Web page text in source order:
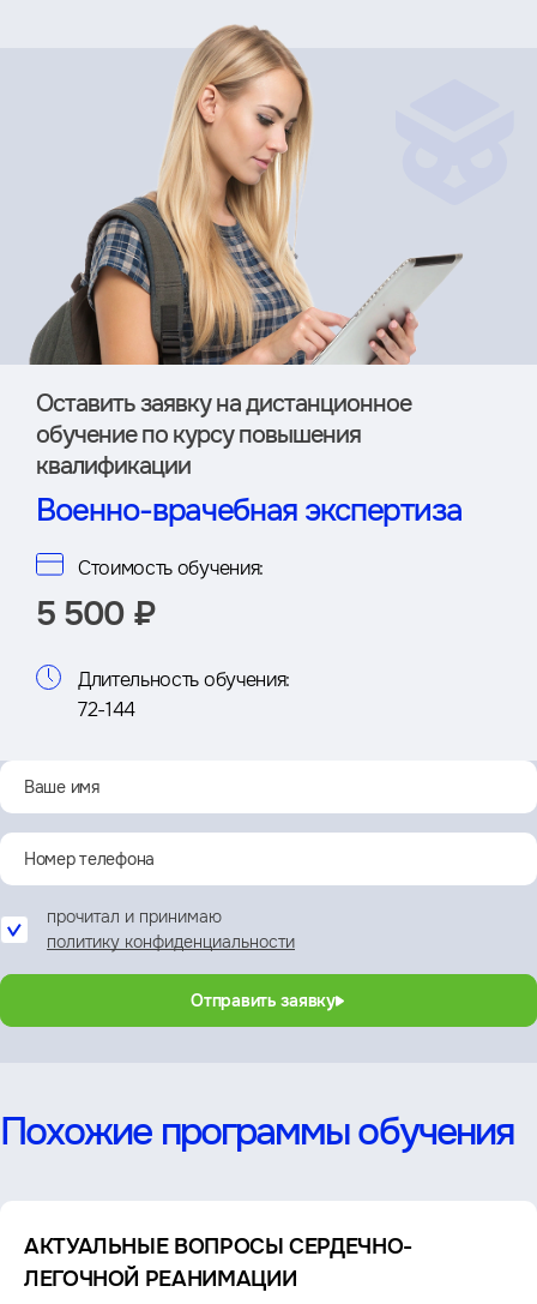
Оставить заявку на дистан­ционное
обучение по курсу повышения
квалификации
Военно-врачебная экспертиза
Стоимость обучения:
5 500 ₽
Длительность обучения:
72-144
прочитал и принимаю
политику конфиденциальности
Отправить заявку
Похожие программы обучения
АКТУАЛЬНЫЕ ВОПРОСЫ СЕРДЕЧНО-
ЛЕГОЧНОЙ РЕАНИМАЦИИ